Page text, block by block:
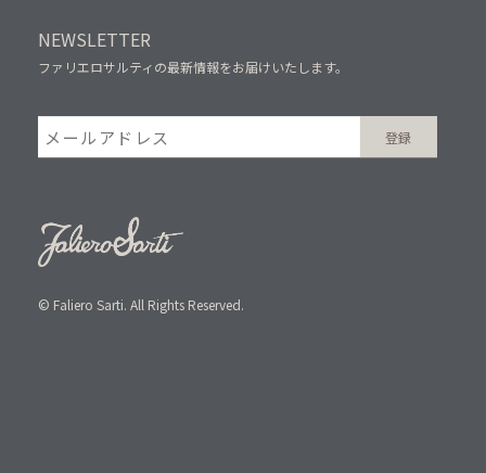
NEWSLETTER
ファリエロサルティの最新情報をお届けいたします。
© Faliero Sarti. All Rights Reserved.